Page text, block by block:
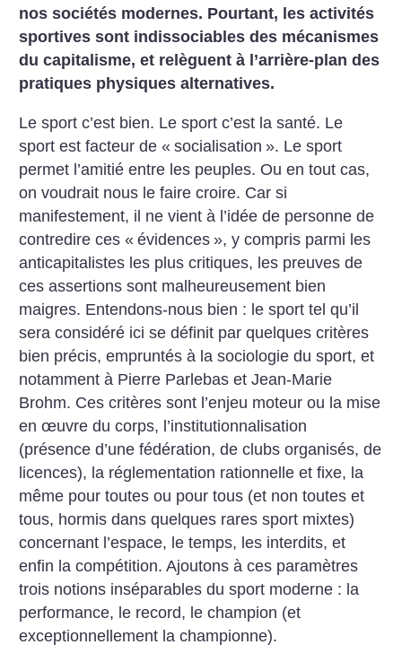
nos sociétés modernes. Pourtant, les activités
sportives sont indissociables des mécanismes
du capitalisme, et relèguent à l’arrière-plan des
pratiques physiques alternatives.
Le sport c’est bien. Le sport c’est la santé. Le
sport est facteur de « socialisation ». Le sport
permet l’amitié entre les peuples. Ou en tout cas,
on voudrait nous le faire croire. Car si
manifestement, il ne vient à l’idée de personne de
contredire ces « évidences », y compris parmi les
anticapitalistes les plus critiques, les preuves de
ces assertions sont malheureusement bien
maigres. Entendons-nous bien : le sport tel qu’il
sera considéré ici se définit par quelques critères
bien précis, empruntés à la sociologie du sport, et
notamment à Pierre Parlebas et Jean-Marie
Brohm. Ces critères sont l’enjeu moteur ou la mise
en œuvre du corps, l’institutionnalisation
(présence d’une fédération, de clubs organisés, de
licences), la réglementation rationnelle et fixe, la
même pour toutes ou pour tous (et non toutes et
tous, hormis dans quelques rares sport mixtes)
concernant l’espace, le temps, les interdits, et
enfin la compétition. Ajoutons à ces paramètres
trois notions inséparables du sport moderne : la
performance, le record, le champion (et
exceptionnellement la championne).